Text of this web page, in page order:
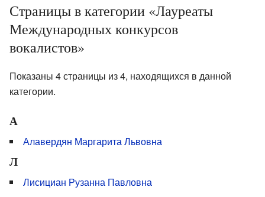
Страницы в категории «Лауреаты
Международных конкурсов
вокалистов»
Показаны 4 страницы из 4, находящихся в данной
категории.
А
Алавердян Маргарита Львовна
Л
Лисициан Рузанна Павловна